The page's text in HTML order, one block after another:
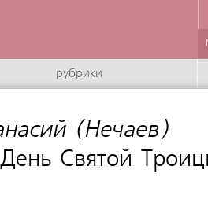
рубрики
(Нечаев)
Святой